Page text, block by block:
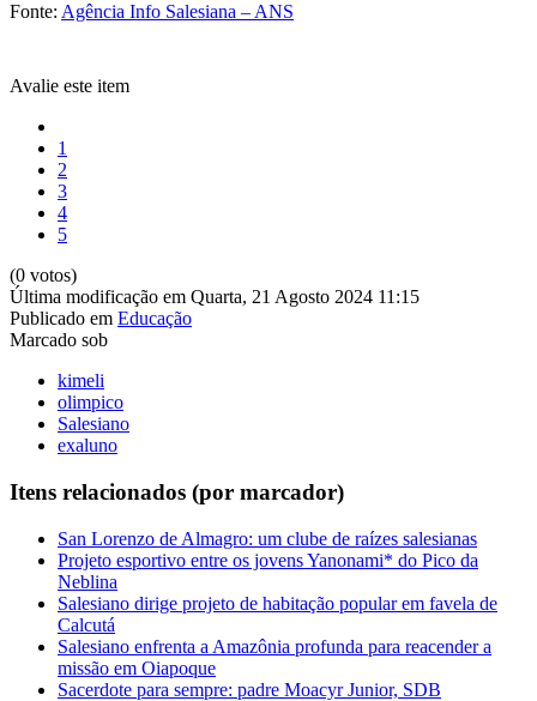
Fonte: Agência Info Salesiana – ANS
Avalie este item
1
2
3
4
5
(0 votos)
Última modificação em Quarta, 21 Agosto 2024 11:15
Publicado em Educação
Marcado sob
kimeli
olimpico
Salesiano
exaluno
Itens relacionados (por marcador)
San Lorenzo de Almagro: um clube de raízes salesianas
Projeto esportivo entre os jovens Yanonami* do Pico da
Neblina
Salesiano dirige projeto de habitação popular em favela de
Calcutá
Salesiano enfrenta a Amazônia profunda para reacender a
missão em Oiapoque
Sacerdote para sempre: padre Moacyr Junior, SDB